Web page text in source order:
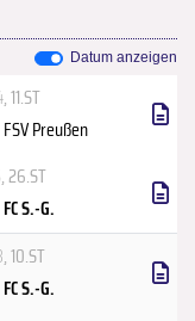
Datum anzeigen
, 11.ST
FSV Preußen
, 26.ST
FC S.-G.
, 10.ST
FC S.-G.